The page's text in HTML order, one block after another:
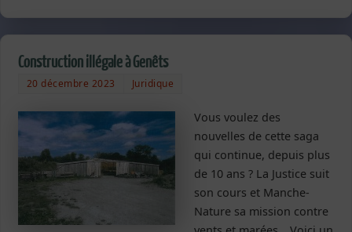
Construction illégale à Genêts
20 décembre 2023 Juridique
Vous voulez des
nouvelles de cette saga
qui continue, depuis plus
de 10 ans ? La Justice suit
son cours et Manche-
Nature sa mission contre